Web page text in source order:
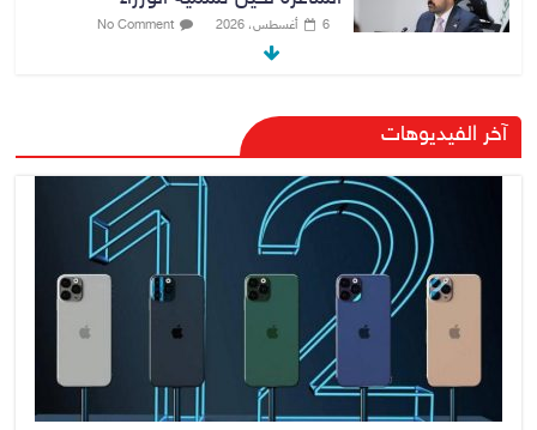
6 أغسطس، 2026 No Comment
هيئة الإعلام والاتصالات تعتمد شركة
Apple منصة رقمية موثوقة لدعم
الاقتصاد الرقمي
6 أغسطس، 2026 No Comment
رئيس هيئة النزاهة: لا مظلة تحمي
الفاسدين والمال العام أمانة
No Comment
آخر الفيديوهات